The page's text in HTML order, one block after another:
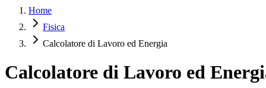
Home
Fisica
Calcolatore di Lavoro ed Energia
Calcolatore di Lavoro ed